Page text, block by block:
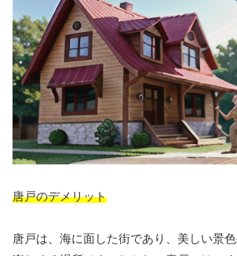
唐戸のデメリット
唐戸は、海に面した街であり、美しい景